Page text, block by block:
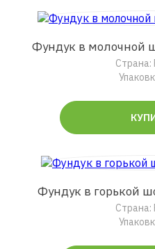
Фундук в молочной
Страна:
Фундук в горькой
Страна: